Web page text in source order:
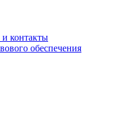
контакты
обеспечения